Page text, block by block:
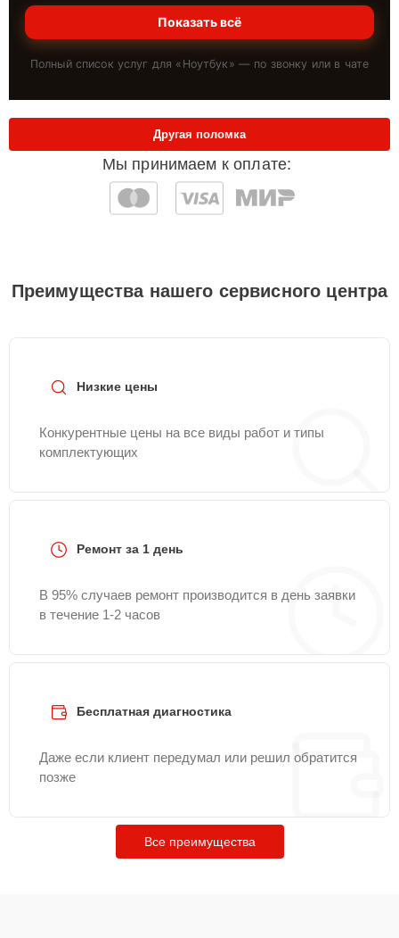
Показать всё
Полный список услуг для « Ноутбук » — по звонку или в чате
Мы принимаем к оплате:
Другая поломка
Преимущества нашего сервисного центра
Низкие цены
Конкурентные цены на все виды работ и типы
комплектующих
Ремонт за 1 день
В 95% случаев ремонт производится в день заявки
в течение 1-2 часов
Бесплатная диагностика
Даже если клиент передумал или решил обратится
позже
Все преимущества